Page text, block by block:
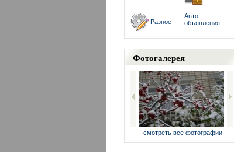
Разное
Авто-
объявления
Фотогалерея
смотреть все фотографии